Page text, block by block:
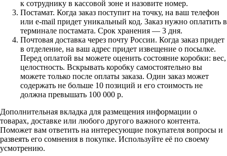
к сотруднику в кассовой зоне и назовите номер.
Постамат. Когда заказ поступит на точку, на ваш телефон
или e-mail придет уникальный код. Заказ нужно оплатить в
терминале постамата. Срок хранения — 3 дня.
Почтовая доставка через почту России. Когда заказ придет
в отделение, на ваш адрес придет извещение о посылке.
Перед оплатой вы можете оценить состояние коробки: вес,
целостность. Вскрывать коробку самостоятельно вы
можете только после оплаты заказа. Один заказ может
содержать не больше 10 позиций и его стоимость не
должна превышать 100 000 р.
Дополнительная вкладка для размещения информации о
товарах, доставке или любого другого важного контента.
Поможет вам ответить на интересующие покупателя вопросы и
развеять его сомнения в покупке. Используйте её по своему
усмотрению.